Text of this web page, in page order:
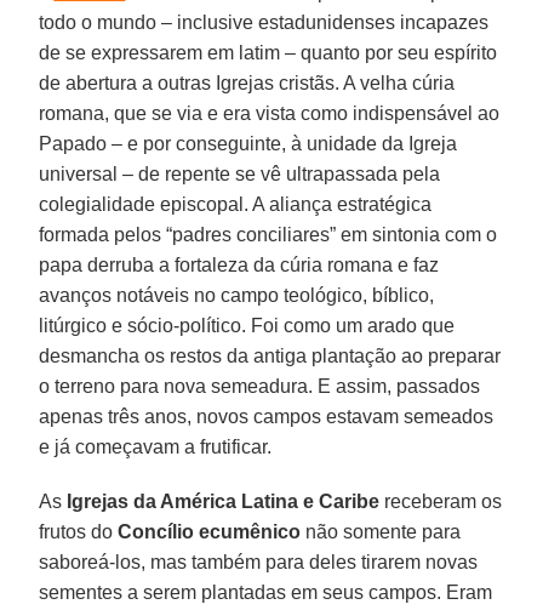
todo o mundo – inclusive estadunidenses incapazes
de se expressarem em latim – quanto por seu espírito
de abertura a outras Igrejas cristãs. A velha cúria
romana, que se via e era vista como indispensável ao
Papado – e por conseguinte, à unidade da Igreja
universal – de repente se vê ultrapassada pela
colegialidade episcopal. A aliança estratégica
formada pelos “padres conciliares” em sintonia com o
papa derruba a fortaleza da cúria romana e faz
avanços notáveis no campo teológico, bíblico,
litúrgico e sócio-político. Foi como um arado que
desmancha os restos da antiga plantação ao preparar
o terreno para nova semeadura. E assim, passados
apenas três anos, novos campos estavam semeados
e já começavam a frutificar.
As Igrejas da América Latina e Caribe receberam os
frutos do Concílio ecumênico não somente para
saboreá-los, mas também para deles tirarem novas
sementes a serem plantadas em seus campos. Eram